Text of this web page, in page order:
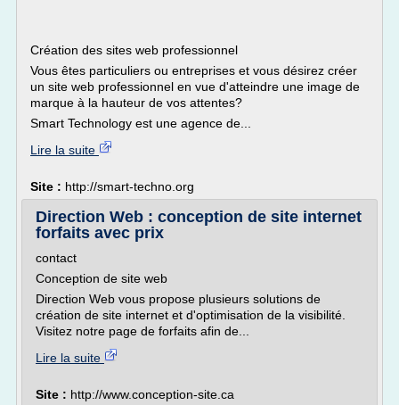
Création des sites web professionnel
Vous êtes particuliers ou entreprises et vous désirez créer
un site web professionnel en vue d'atteindre une image de
marque à la hauteur de vos attentes?
Smart Technology est une agence de...
Lire la suite
Site : http://smart-techno.org
Direction Web : conception de site internet
forfaits avec prix
contact
Conception de site web
Direction Web vous propose plusieurs solutions de
création de site internet et d'optimisation de la visibilité.
Visitez notre page de forfaits afin de...
Lire la suite
Site : http://www.conception-site.ca